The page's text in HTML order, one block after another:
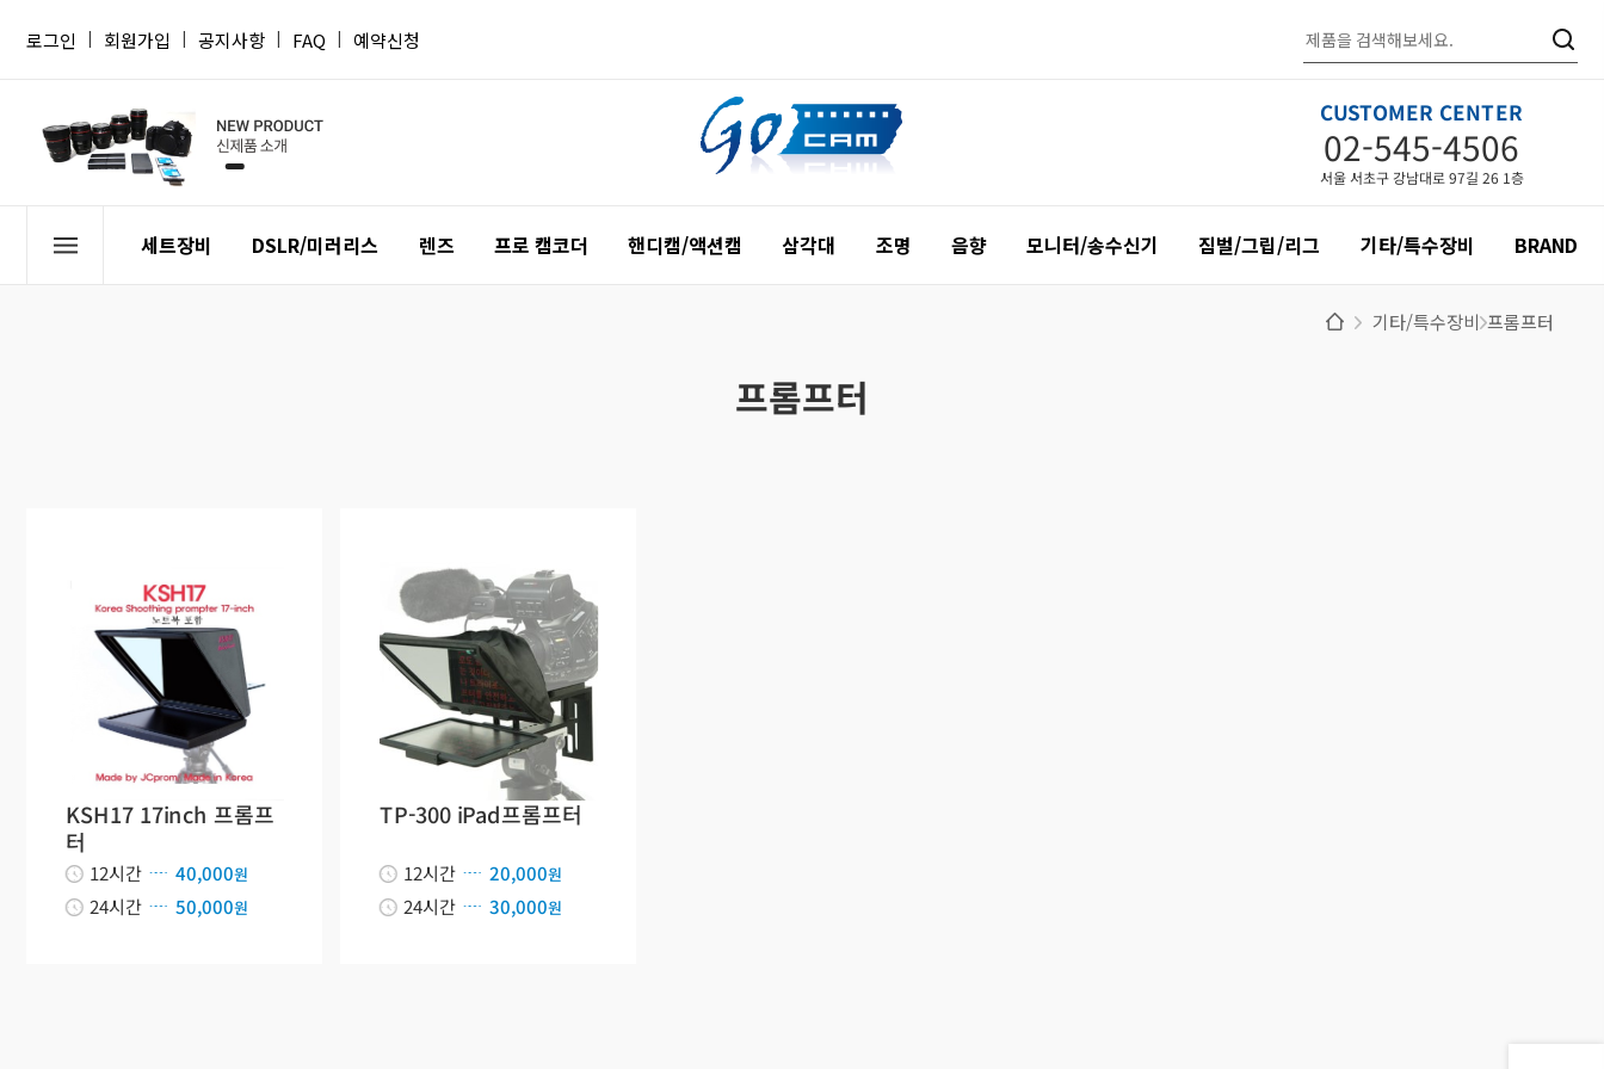
로그인 | 회원가입 | 공지사항 | FAQ | 예약신청
CUSTOMER CENTER
02-545-4506
서울 서초구 강남대로 97길 26 1층
세트장비 DSLR/미러리스 렌즈 프로 캠코더 핸디캠/액션캠 삼각대 조명 음향 모니터/송수신기 짐벌/그립/리그 기타/특수장비 BRAND
기타/특수장비 프롬프터
프롬프터
KSH17 17inch 프롬프
터
12시간 40,000원
24시간 50,000원
TP-300 iPad프롬프터
12시간 20,000원
24시간 30,000원